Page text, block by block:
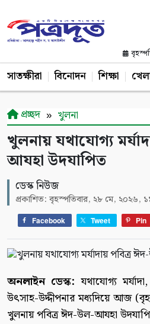
সাতক্ষীরা বিনোদন শিক্ষা
প্রচ্ছদ খুলনা
খুলনায় যথাযোগ্য
আযহা উদযাপিত
ডেস্ক নিউজ
প্রকাশিত: বৃহস্পতিবার, ২৮ মে, ২০২৬,
Facebook Tweet Pin
অনলাইন ডেস্ক: যথাযোগ্য
উৎসাহ-উদ্দীপনার মধ্যদিয়ে আজ
খুলনায় পবিত্র ঈদ-উল-আযহা